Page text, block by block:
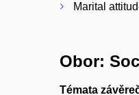
Marital
Obor:
Témata